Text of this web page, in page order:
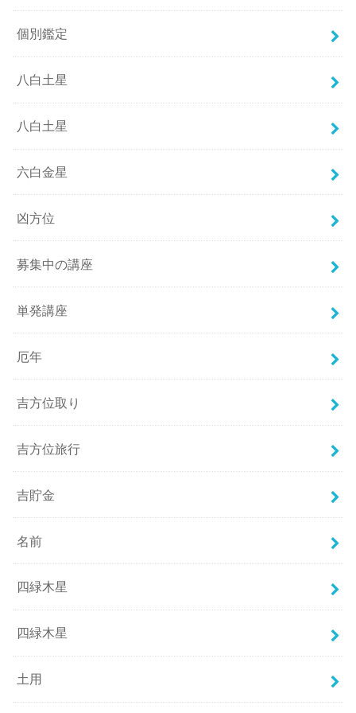
個別鑑定
八白土星
八白土星
六白金星
凶方位
募集中の講座
単発講座
厄年
吉方位取り
吉方位旅行
吉貯金
名前
四緑木星
四緑木星
土用